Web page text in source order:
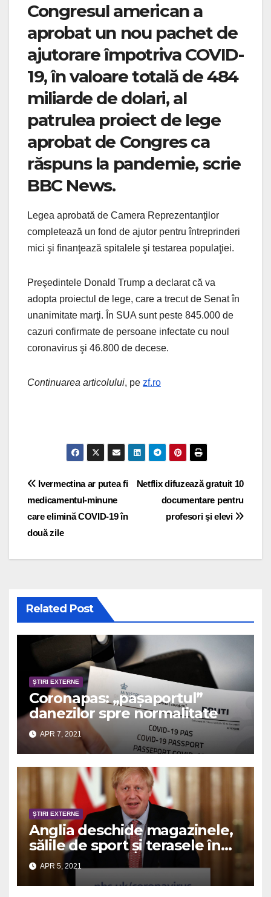
Congresul american a
aprobat un nou pachet de
ajutorare împotriva COVID-
19, în valoare totală de 484
miliarde de dolari, al
patrulea proiect de lege
aprobat de Congres ca
răspuns la pandemie, scrie
BBC News.
Legea aprobată de Camera Reprezentanţilor
completează un fond de ajutor pentru întreprinderi
mici şi finanţează spitalele şi testarea populaţiei.
Preşedintele Donald Trump a declarat că va
adopta proiectul de lege, care a trecut de Senat în
unanimitate marţi. În SUA sunt peste 845.000 de
cazuri confirmate de persoane infectate cu noul
coronavirus şi 46.800 de decese.
Continuarea articolului, pe zf.ro
Post navigationNetflix difuzează gratuit 10
documentare pentru
profesori şi elevi
Ivermectina ar putea fi
medicamentul-minune
care elimină COVID-19 în
două zile
Related Post
ȘTIRI EXTERNE
Coronapas: „pașaportul”
danezilor spre normalitate
APR 7, 2021
ȘTIRI EXTERNE
Anglia deschide magazinele,
sălile de sport și terasele în
aer liber
APR 5, 2021